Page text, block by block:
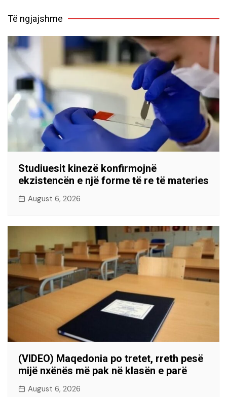
Të ngjajshme
Studiuesit kinezë konfirmojnë
ekzistencën e një forme të re të materies
August 6, 2026
(VIDEO) Maqedonia po tretet, rreth pesë
mijë nxënës më pak në klasën e parë
August 6, 2026